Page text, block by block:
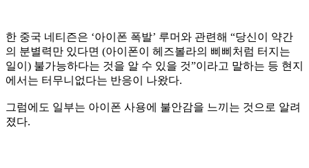
한 중국 네티즌은 ‘아이폰 폭발’ 루머와 관련해 “당신이 약간
의 분별력만 있다면 (아이폰이 헤즈볼라의 삐삐처럼 터지는
일이) 불가능하다는 것을 알 수 있을 것”이라고 말하는 등 현지
에서는 터무니없다는 반응이 나왔다.
그럼에도 일부는 아이폰 사용에 불안감을 느끼는 것으로 알려
졌다.